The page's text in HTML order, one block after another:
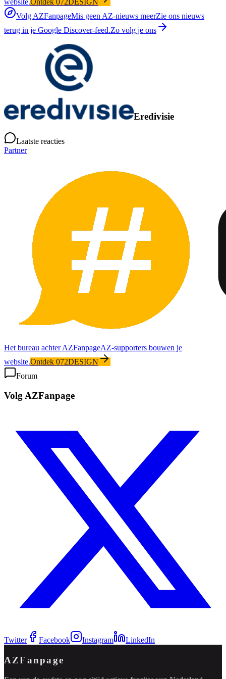
Volg AZFanpageMis geen AZ-nieuws meerZie ons nieuws
terug in je Google Discover-feed.Zo volg je ons
Eredivisie
Laatste reacties
Partner
Het bureau achter AZFanpageAZ-supporters bouwen je
website.Ontdek 072DESIGN
Forum
Volg AZFanpage
Twitter Facebook Instagram LinkedIn
AZFanpage